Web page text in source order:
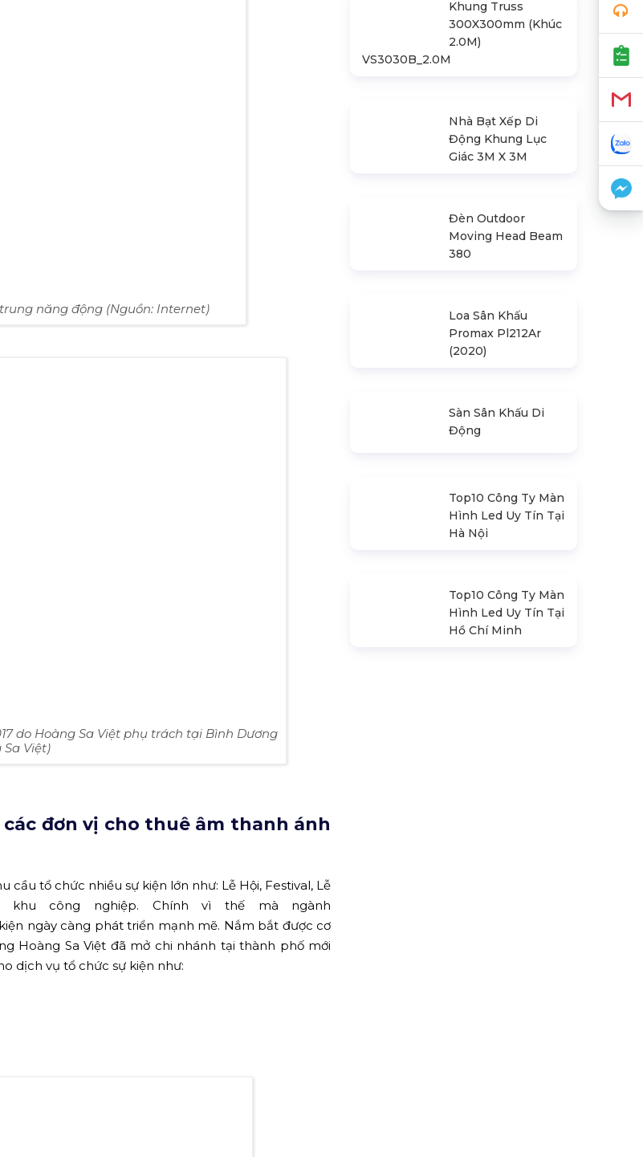
Khung Truss
380
Promax Pl212Ar
(2020)
Sàn Sân Khấu Di
Động
Top10 Công Ty Màn